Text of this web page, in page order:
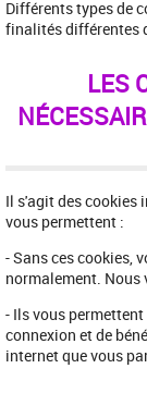
Différents types de
finalités différentes
LES
Il s'agit des cookies
vous permettent :
- Sans ces cookies,
normalement. Nous
- Ils vous
connexion et de
internet que vous